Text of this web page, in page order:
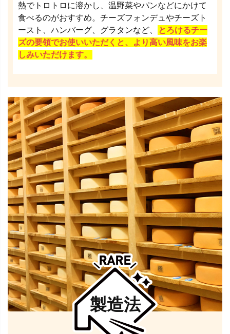
熱でトロトロに溶かし、温野菜やパンなどにかけて
食べるのがおすすめ。チーズフォンデュやチーズト
ースト、ハンバーグ、グラタンなど、
とろけるチー
ズの要領でお使いいただくと、より高い風味をお楽
しみいただけます。
製造法